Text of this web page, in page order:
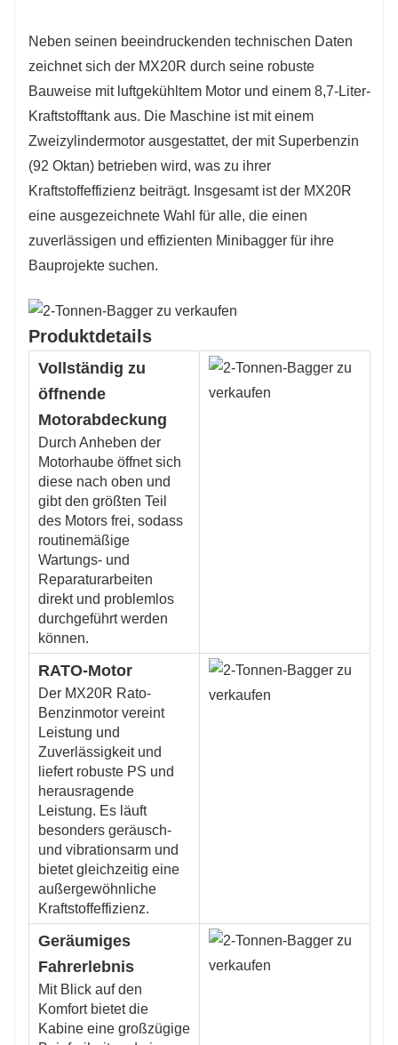
Neben seinen beeindruckenden technischen Daten
zeichnet sich der MX20R durch seine robuste
Bauweise mit luftgekühltem Motor und einem 8,7-Liter-
Kraftstofftank aus. Die Maschine ist mit einem
Zweizylindermotor ausgestattet, der mit Superbenzin
(92 Oktan) betrieben wird, was zu ihrer
Kraftstoffeffizienz beiträgt. Insgesamt ist der MX20R
eine ausgezeichnete Wahl für alle, die einen
zuverlässigen und effizienten Minibagger für ihre
Bauprojekte suchen.
Produktdetails
Vollständig zu
öffnende
Motorabdeckung
Durch Anheben der
Motorhaube öffnet sich
diese nach oben und
gibt den größten Teil
des Motors frei, sodass
routinemäßige
Wartungs- und
Reparaturarbeiten
direkt und problemlos
durchgeführt werden
können.
RATO-Motor
Der MX20R Rato-
Benzinmotor vereint
Leistung und
Zuverlässigkeit und
liefert robuste PS und
herausragende
Leistung. Es läuft
besonders geräusch-
und vibrationsarm und
bietet gleichzeitig eine
außergewöhnliche
Kraftstoffeffizienz.
Geräumiges
Fahrerlebnis
Mit Blick auf den
Komfort bietet die
Kabine eine großzügige